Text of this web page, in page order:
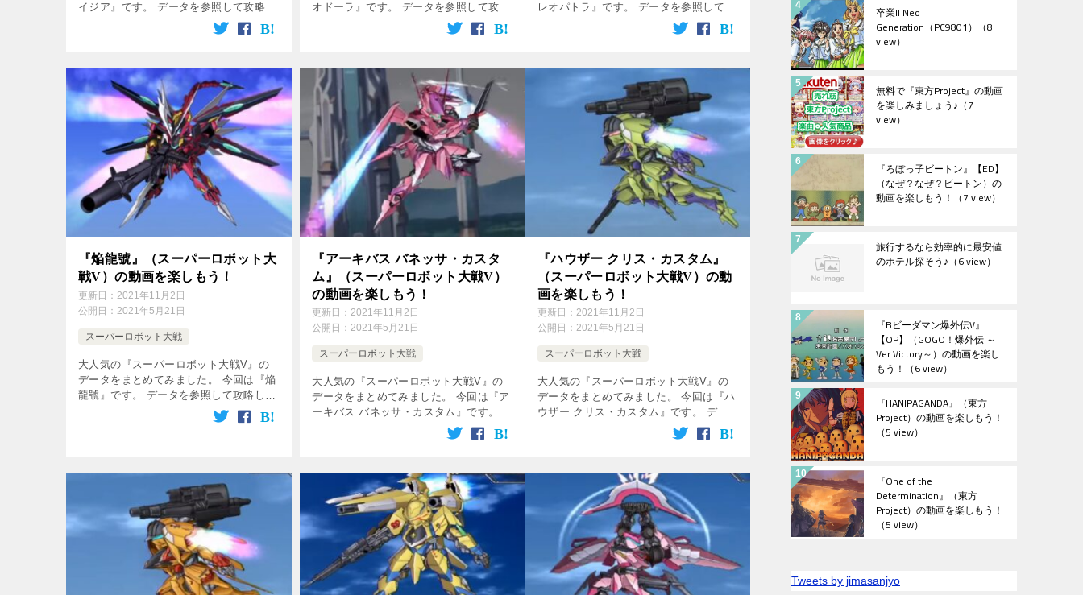
イジア』です。 データを参照して攻略し
てね♪ 無料動画は下の方の画像をクリッ
ク！ 登場作品 クロスアンジュ 天使と竜
オドーラ』です。 データを参照して攻略
してね♪ 無料動画は下の方の画像をクリ
ック！ 登場作品 クロスアンジュ 天使と
レオパトラ』です。 データを参照して攻
略してね♪ 無料動画は下の方の画像をク
リック！ 登場作品 クロスアンジュ 天使
『焔龍號』（スーパーロボット大
戦V）の動画を楽しもう！
更新日： 2021年11月2日
公開日： 2021年5月21日
スーパーロボット大戦
大人気の『スーパーロボット大戦V』の
データをまとめてみました。 今回は『焔
龍號』です。 データを参照して攻略して
ね♪ 無料動画は下の方の画像をクリッ
ク！ 登場作品 クロスアンジュ 天使と竜
『アーキバス バネッサ・カスタ
ム』（スーパーロボット大戦V）
の動画を楽しもう！
更新日：2021年11月2日
公開日：2021年5月21日
スーパーロボット大戦
大人気の『スーパーロボット大戦V』の
データをまとめてみました。 今回は『ア
ーキバス バネッサ・カスタム』です。
データを参照して攻略してね♪ 無料動画
は下の方の画像をクリック！ 登場作品
『ハウザー クリス・カスタム』
（スーパーロボット大戦V）の動
画を楽しもう！
更新日： 2021年11月2日
公開日： 2021年5月21日
スーパーロボット大戦
大人気の『スーパーロボット大戦V』の
データをまとめてみました。 今回は『ハ
ウザー クリス・カスタム』です。 デー
タを参照して攻略してね♪ 無料動画は下
の方の画像をクリック！ 登場作品 クロ
卒業II Neo
Generation（PC9801） （8
view）
無料で『東方Project』の動画
を楽しみましょう♪ （7
view）
『ろぼっ子ビートン』【ED】
（なぜ？なぜ？ビートン）の
動画を楽しもう！ （7 view）
旅行するなら効率的に最安値
のホテル探そう♪ （6 view）
『Bビーダマン爆外伝V』
【OP】（GOGO！爆外伝 ～
Ver.Victory～）の動画を楽し
もう！ （6 view）
『HANIPAGANDA』（東方
Project）の動画を楽しもう！
（5 view）
『One of the
Determination』（東方
Project）の動画を楽しもう！
（5 view）
Tweets by jimasanjyo